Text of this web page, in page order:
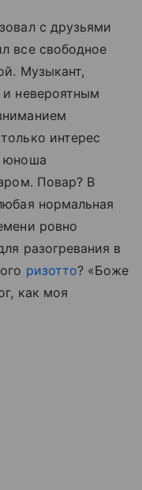
c друзьями
все свободное
Музыкант,
и невероятным
интерес
юноша
Повар? В
нормальная
ровно
разогревания в
ризотто? «Боже
как моя